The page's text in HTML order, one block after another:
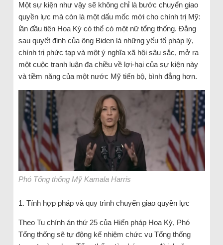
Một sự kiện như vậy sẽ không chỉ là bước chuyển giao
quyền lực mà còn là một dấu mốc mới cho chính trị Mỹ:
lần đầu tiên Hoa Kỳ có thể có một nữ tổng thống. Đằng
sau quyết định của ông Biden là những yếu tố pháp lý,
chính trị phức tạp và một ý nghĩa xã hội sâu sắc, mở ra
một cuộc tranh luận đa chiều về lợi-hại của sự kiện này
và tiềm năng của một nước Mỹ tiến bộ, bình đẳng hơn.
Phó Tổng thống Mỹ Kamala Harris
1. Tính hợp pháp và quy trình chuyển giao quyền lực
Theo Tu chính án thứ 25 của Hiến pháp Hoa Kỳ, Phó
Tổng thống sẽ tự động kế nhiệm chức vụ Tổng thống